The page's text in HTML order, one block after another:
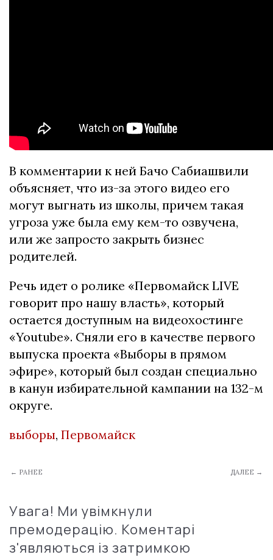
В комментарии к ней Бачо Сабиашвили
объясняет, что из-за этого видео его
могут выгнать из школы, причем такая
угроза уже была ему кем-то озвучена,
или же запросто закрыть бизнес
родителей.
Речь идет о ролике «Первомайск LIVE
говорит про нашу власть», который
остается доступным на видеохостинге
«Youtube». Сняли его в качестве первого
выпуска проекта «Выборы в прямом
эфире», который был создан специально
в канун избирательной кампании на 132-м
округе.
выборы, Первомайск
← РАНЕЕ ДАЛЕЕ →
Увага! Ми увімкнули
премодерацію. Коментарі
з'являються із затримкою